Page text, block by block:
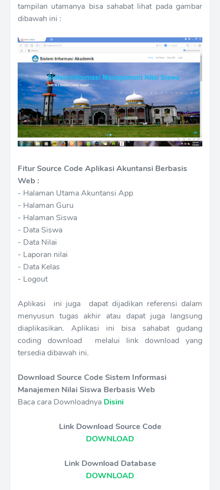
tampilan utamanya bisa sahabat lihat pada gambar
dibawah ini :
Fitur Source Code Aplikasi Akuntansi Berbasis
Web :
- Halaman Utama Akuntansi App
- Halaman Guru
- Halaman Siswa
- Data Siswa
- Data Nilai
- Laporan nilai
- Data Kelas
- Logout
Aplikasi ini juga dapat dijadikan referensi dalam
menyusun tugas akhir atau dapat juga langsung
diaplikasikan. Aplikasi ini bisa sahabat gudang
coding download melalui link download yang
tersedia dibawah ini.
Download Source Code Sistem Informasi
Manajemen Nilai Siswa Berbasis Web
Baca cara Downloadnya Disini
Link Download Source Code
DOWNLOAD
Link Download Database
DOWNLOAD